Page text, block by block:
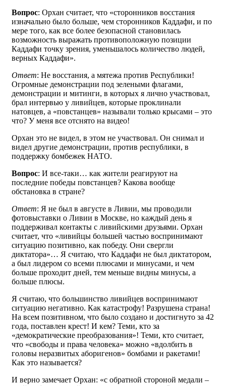
Вопрос: Орхан считает, что «сторонников восстания
изначально было больше, чем сторонников Каддафи, и по
мере того, как все более безопасной становилась
возможность выражать противоположную позиции
Каддафи точку зрения, уменьшалось количество людей,
верных Каддафи».
Ответ: Не восстания, а мятежа против Республики!
Огромные демонстрации под зелеными флагами,
демонстрации и митинги, в которых я лично участвовал,
брал интервью у ливийцев, которые проклинали
натовцев, а «повстанцев» называли только крысами – это
что? У меня все отснято на видео!
Орхан это не видел, в этом не участвовал. Он снимал и
видел другие демонстрации, против республики, в
поддержку бомбежек НАТО.
Вопрос: И все-таки… как жители реагируют на
последние победы повстанцев? Какова вообще
обстановка в стране?
Ответ: Я не был в августе в Ливии, мы проводили
фотовыставки о Ливии в Москве, но каждый день я
поддерживал контакты с ливийскими друзьями. Орхан
считает, что «ливийцы большей частью воспринимают
ситуацию позитивно, как победу. Они свергли
диктатора»… Я считаю, что Каддафи не был диктатором,
а был лидером со всеми плюсами и минусами, и чем
больше проходит дней, тем меньше видны минусы, а
больше плюсы.
Я считаю, что большинство ливийцев воспринимают
ситуацию негативно. Как катастрофу! Разрушена страна!
На всем позитивном, что было создано и достигнуто за 42
года, поставлен крест! И кем? Теми, кто за
«демократические преобразования»! Теми, кто считает,
что «свободы и права человека» можно «вдолбить в
головы неразвитых аборигенов» бомбами и ракетами!
Как это называется?
И верно замечает Орхан: «с обратной стороной медали –